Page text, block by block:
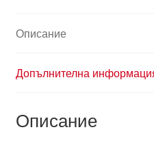
Описание
Допълнителна
Описание